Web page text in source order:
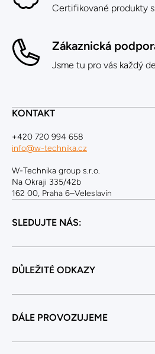
Certifikované produkty
Zákaznická
Jsme tu pro vás každý
KONTAKT
+420 720 994 658
info@w-technika.cz
W-Technika group s.r.o.
Na Okraji 335/42b
162 00, Praha 6–Veleslavín
SLEDUJTE NÁS:
DŮLEŽITÉ ODKAZY
DÁLE PROVOZUJEME